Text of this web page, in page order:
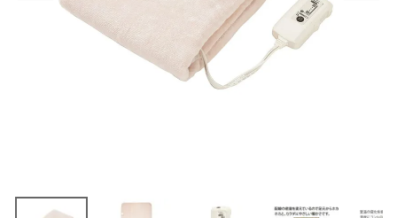
その他
アウトレットSALE